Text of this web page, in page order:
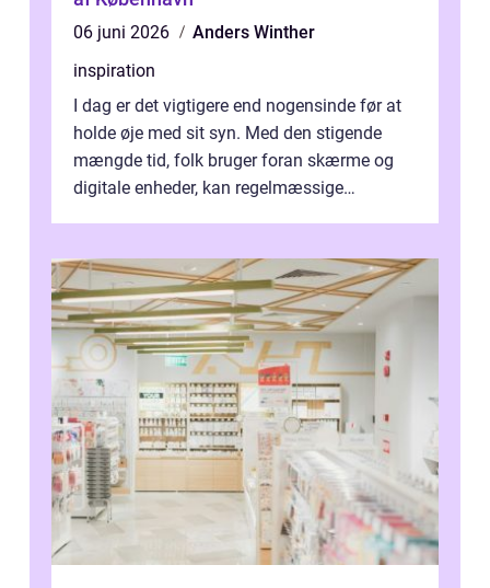
06 juni 2026
Anders Winther
inspiration
I dag er det vigtigere end nogensinde før at
holde øje med sit syn. Med den stigende
mængde tid, folk bruger foran skærme og
digitale enheder, kan regelmæssige